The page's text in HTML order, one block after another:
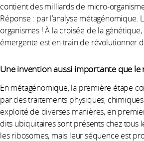
contient des milliards de micro-
Réponse : par l’analyse
organismes ! À la croisée de la
émergente est en train de révolutionner
Une invention aussi importante que le
En métagénomique, la première étape
par des traitements physiques,
exploité de diverses manières, en
dits ubiquitaires sont présents chez tous
les ribosomes, mais leur séquence est